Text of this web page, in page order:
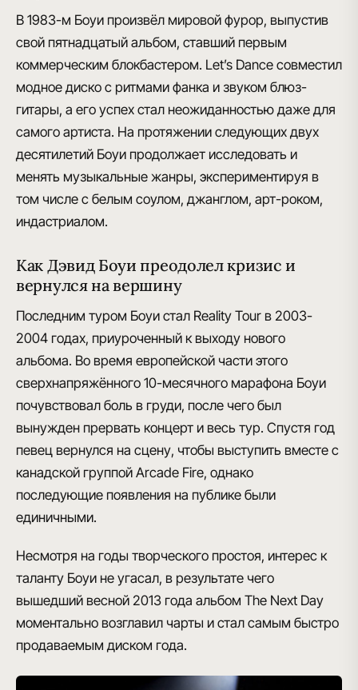
В 1983-м Боуи произвёл мировой фурор, выпустив
свой пятнадцатый альбом, ставший первым
коммерческим блокбастером. Let’s Dance совместил
модное диско с ритмами фанка и звуком блюз-
гитары, а его успех стал неожиданностью даже для
самого артиста. На протяжении следующих двух
десятилетий Боуи продолжает исследовать и
менять музыкальные жанры, экспериментируя в
том числе с белым соулом, джанглом, арт-роком,
индастриалом.
Как Дэвид Боуи преодолел кризис и
вернулся на вершину
Последним туром Боуи стал Reality Tour в 2003-
2004 годах, приуроченный к выходу нового
альбома. Во время европейской части этого
сверхнапряжённого 10-месячного марафона Боуи
почувствовал боль в груди, после чего был
вынужден прервать концерт и весь тур. Спустя год
певец вернулся на сцену, чтобы выступить вместе с
канадской группой Arcade Fire, однако
последующие появления на публике были
единичными.
Несмотря на годы творческого простоя, интерес к
таланту Боуи не угасал, в результате чего
вышедший весной 2013 года альбом The Next Day
моментально возглавил чарты и стал самым быстро
продаваемым диском года.